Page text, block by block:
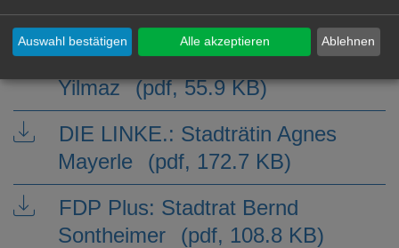
Rehm (pdf, 18.7 MB)
Vision Aalen: Stadträtin Seren
Yilmaz (pdf, 55.9 KB)
DIE LINKE.: Stadträtin Agnes
Mayerle
(pdf, 172.7 KB)
FDP Plus: Stadtrat Bernd
Sontheimer
(pdf, 108.8 KB)
Ablehnen
Auswahl bestätigen Alle akzeptieren